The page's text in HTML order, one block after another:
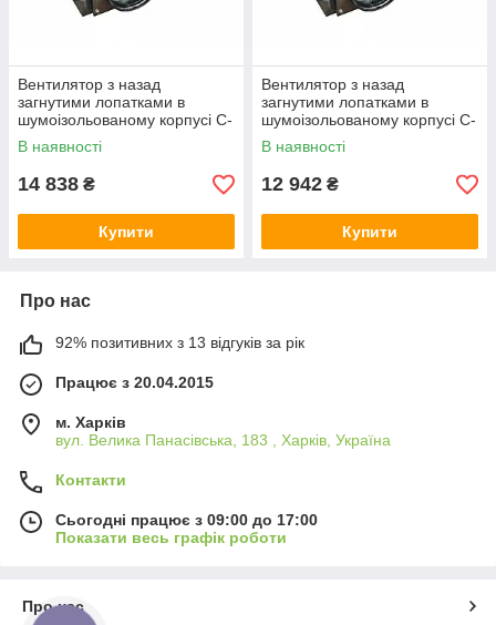
Вентилятор з назад
загнутими лопатками в
шумоізольованому корпусі C-
VENT-PB-S-200В-4-220
В наявності
14 838 ₴
Купити
Вентилятор з назад
загнутими лопатками в
шумоізольованому корпусі C-
VENT-PB-S
В наявності
12 942 ₴
Купити
Про нас
92% позитивних з 13 відгуків за рік
Працює з 20.04.2015
м. Харків
вул. Велика Панасівська, 183 , Харків, Україна
Контакти
Сьогодні працює з 09:00 до 17:00
Показати весь графік роботи
Про нас